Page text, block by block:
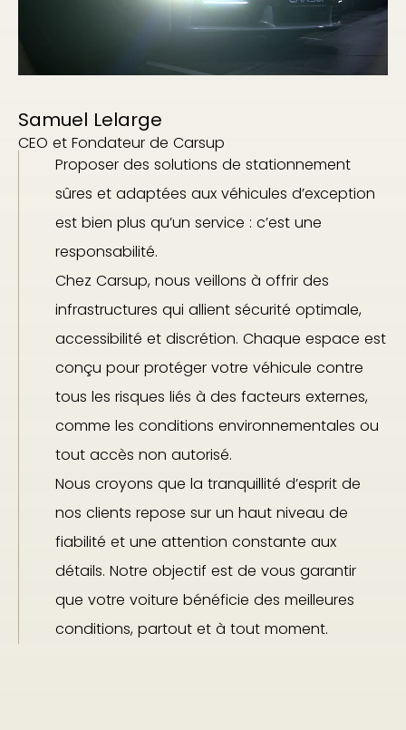
Samuel Lelarge
CEO et Fondateur de Carsup
Proposer des solutions de stationnement
sûres et adaptées aux véhicules d’exception
est bien plus qu’un service : c’est une
responsabilité.
Chez Carsup, nous veillons à offrir des
infrastructures qui allient sécurité optimale,
accessibilité et discrétion. Chaque espace est
conçu pour protéger votre véhicule contre
tous les risques liés à des facteurs externes,
comme les conditions environnementales ou
tout accès non autorisé.
Nous croyons que la tranquillité d’esprit de
nos clients repose sur un haut niveau de
fiabilité et une attention constante aux
détails. Notre objectif est de vous garantir
que votre voiture bénéficie des meilleures
conditions, partout et à tout moment.